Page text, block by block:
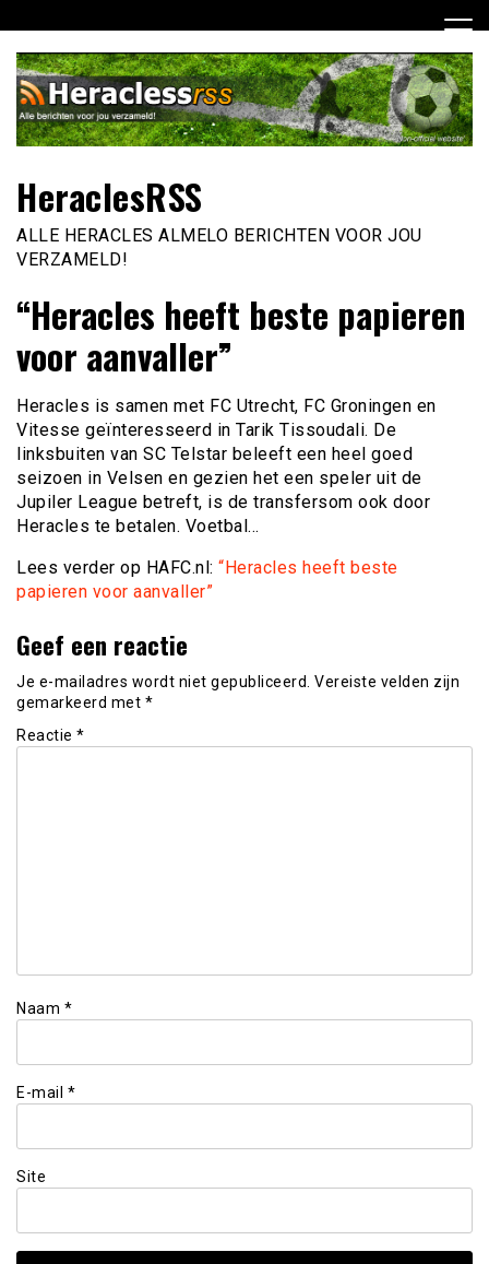
naar
inhoud
HeraclesRSS
ALLE HERACLES ALMELO BERICHTEN VOOR JOU
VERZAMELD!
“Heracles heeft beste papieren
voor aanvaller”
Heracles is samen met FC Utrecht, FC Groningen en
Vitesse geïnteresseerd in Tarik Tissoudali. De
linksbuiten van SC Telstar beleeft een heel goed
seizoen in Velsen en gezien het een speler uit de
Jupiler League betreft, is de transfersom ook door
Heracles te betalen. Voetbal…
Lees verder op HAFC.nl: “Heracles heeft beste
papieren voor aanvaller”
Geef een reactie
Je e-mailadres wordt niet gepubliceerd. Vereiste velden zijn
gemarkeerd met *
Reactie *
Naam *
E-mail *
Site